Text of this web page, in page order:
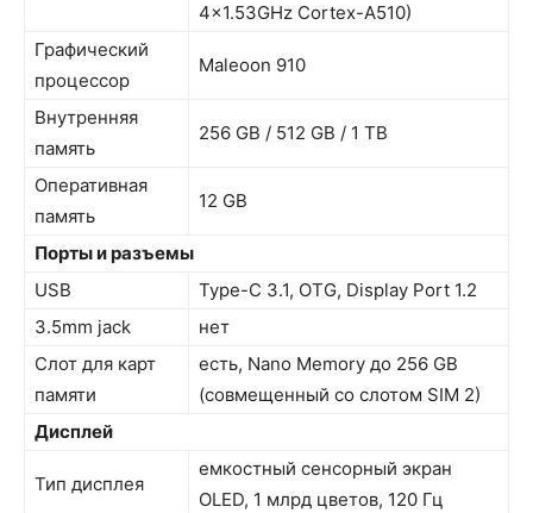
4×1.53GHz Cortex-A510)
Графический
процессор
Maleoon 910
Внутренняя
память
256 GB / 512 GB / 1 TB
Оперативная
память
12 GB
Порты и разъемы
USB
Type-C 3.1, OTG, Display Port 1.2
3.5mm jack
нет
Слот для карт
памяти
есть, Nano Memory до 256 GB
(совмещенный со слотом SIM 2)
Дисплей
Тип дисплея
емкостный сенсорный экран
OLED, 1 млрд цветов, 120 Гц